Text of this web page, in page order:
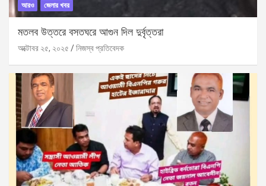
আরও জেলার খবর
মতলব উত্তরে বসতঘরে আগুন দিল দুর্বৃত্তরা
অক্টোবর ২৫, ২০২৫ নিজস্ব প্রতিবেদক